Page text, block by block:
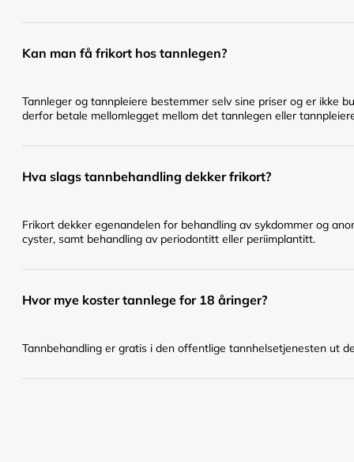
Kan man få frikort hos tannlegen?
Tannleger og tannpleiere bestemmer selv sine priser og er ikke
derfor betale mellomlegget mellom det tannlegen eller
Hva slags tannbehandling dekker frikort?
Frikort dekker egenandelen for behandling av sykdommer og
cyster, samt behandling av periodontitt eller periimplantitt.
Hvor mye koster tannlege for 18 åringer?
Tannbehandling er gratis i den offentlige tannhelsetjenesten ut